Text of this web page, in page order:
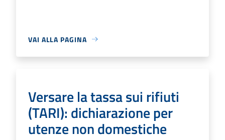
VAI ALLA PAGINA
Versare la tassa sui rifiuti
(TARI): dichiarazione per
utenze non domestiche